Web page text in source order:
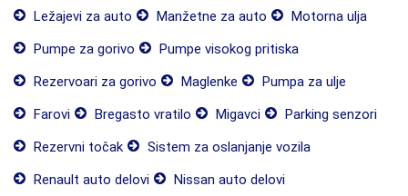
Ležajevi za auto
Manžetne za auto
Motorna ulja
Pumpe za gorivo
Pumpe visokog pritiska
Rezervoari za gorivo
Maglenke
Pumpa za ulje
Farovi
Bregasto vratilo Migavci
Parking senzori
Rezervni točak
Sistem za oslanjanje vozila
Renault auto delovi
Nissan auto delovi